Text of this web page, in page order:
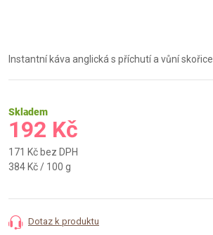
Instantní káva anglická s příchutí a vůní skořice
Skladem
192 Kč
171 Kč bez DPH
Měrná
384 Kč / 100 g
Dotaz k produktu